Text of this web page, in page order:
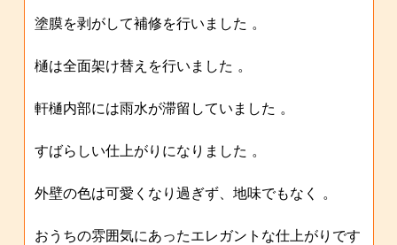
塗膜を剥がして補修を行いました 。
樋は全面架け替えを行いました 。
軒樋内部には雨水が滞留していました 。
すばらしい仕上がりになりました 。
外壁の色は可愛くなり過ぎず、地味でもなく 。
おうちの雰囲気にあったエレガントな仕上がりです